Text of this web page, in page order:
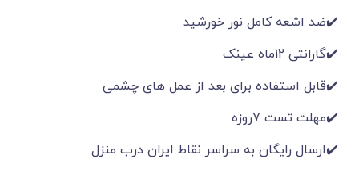
✔️ضد اشعه کامل نور خورشید
✔️گارانتی 12ماه عینک
✔️قابل استفاده برای بعد از عمل های چشمی
✔️مهلت تست 7روزه
✔️ارسال رایگان به سراسر نقاط ایران درب منزل